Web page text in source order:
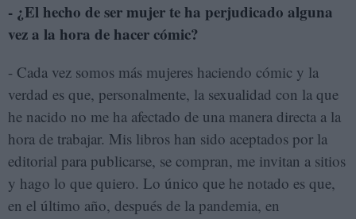
- ¿El hecho de ser mujer te ha perjudicado alguna
vez a la hora de hacer cómic?
- Cada vez somos más mujeres haciendo cómic y la
verdad es que, personalmente, la sexualidad con la que
he nacido no me ha afectado de una manera directa a la
hora de trabajar. Mis libros han sido aceptados por la
editorial para publicarse, se compran, me invitan a sitios
y hago lo que quiero. Lo único que he notado es que,
en el último año, después de la pandemia, en